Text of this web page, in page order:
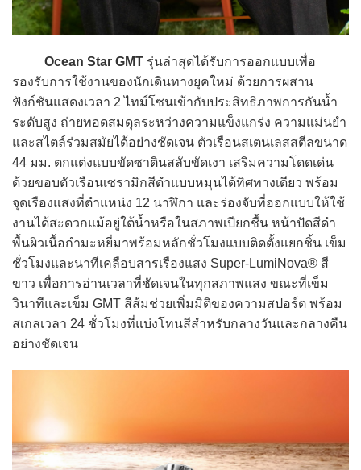
Ocean Star GMT รุ่นล่าสุดได้รับการออกแบบเพื่อ
รองรับการใช้งานของนักเดินทางยุคใหม่ ด้วยการผสาน
ฟังก์ชันแสดงเวลา 2 ไทม์โซนเข้ากับประสิทธิภาพการกันน้ำ
ระดับสูง ถ่ายทอดสมดุลระหว่างความแข็งแกร่ง ความแม่นยำ
และสไตล์ร่วมสมัยได้อย่างชัดเจน ตัวเรือนสเตนเลสสตีลขนาด
44 มม. ตกแต่งแบบขัดซาตินสลับขัดเงา เสริมความโดดเด่น
ด้วยขอบตัวเรือนเซรามิกสีดำแบบหมุนได้ทิศทางเดียว พร้อม
จุดเรืองแสงที่ตำแหน่ง 12 นาฬิกา และร่องจับที่ออกแบบให้ใช้
งานได้สะดวกแม้อยู่ใต้น้ำหรือในสภาพเปียกชื้น หน้าปัดสีดำ
พื้นผิวเนื้อกำมะหยี่มาพร้อมหลักชั่วโมงแบบติดตั้งแยกชิ้น เข็ม
ชั่วโมงและนาทีเคลือบสารเรืองแสง Super-LumiNova® สี
ขาว เพื่อการอ่านเวลาที่ชัดเจนในทุกสภาพแสง ขณะที่เข็ม
วินาทีและเข็ม GMT สีส้มช่วยเพิ่มมิติของความสปอร์ต พร้อม
สเกลเวลา 24 ชั่วโมงที่แบ่งโทนสีสำหรับกลางวันและกลางคืน
อย่างชัดเจน